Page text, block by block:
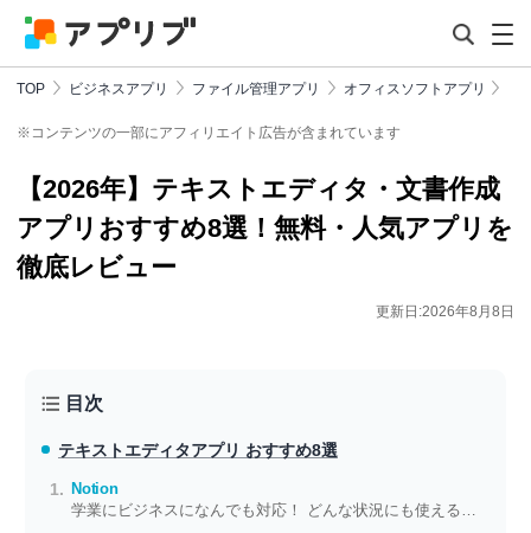
TOP ビジネスアプリ ファイル管理アプリ オフィスソフトアプリ
※コンテンツの一部にアフィリエイト広告が含まれています
【2026年】テキストエディタ・文書作成
アプリおすすめ8選！無料・人気アプリを
徹底レビュー
更新日:2026年8月8日
目次
テキストエディタアプリ おすすめ8選
Notion
学業にビジネスになんでも対応！ どんな状況にも使える自由なメモをその手に